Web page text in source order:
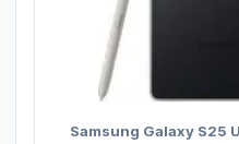
Samsung Galaxy S25